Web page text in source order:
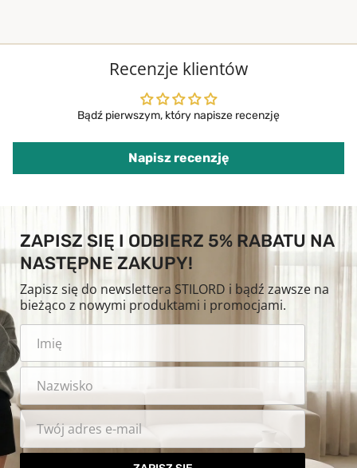
Recenzje klientów
Bądź pierwszym, który napisze recenzję
Napisz recenzję
ZAPISZ SIĘ I ODBIERZ 5% RABATU NA
NASTĘPNE ZAKUPY!
Zapisz się do newslettera STILORD i bądź zawsze na
bieżąco z nowymi produktami i promocjami.